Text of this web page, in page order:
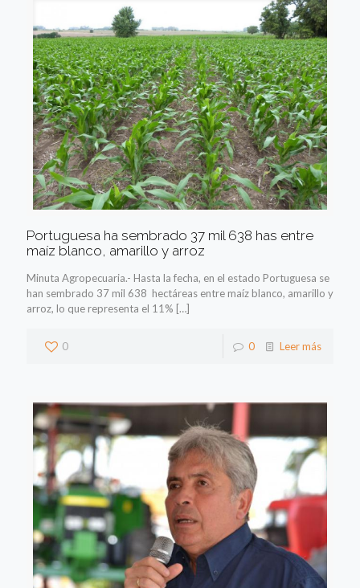
Portuguesa ha sembrado 37 mil 638 has entre
maíz blanco, amarillo y arroz
Minuta Agropecuaria.- Hasta la fecha, en el estado Portuguesa se
han sembrado 37 mil 638 hectáreas entre maíz blanco, amarillo y
arroz, lo que representa el 11% […]
0 0 Leer más